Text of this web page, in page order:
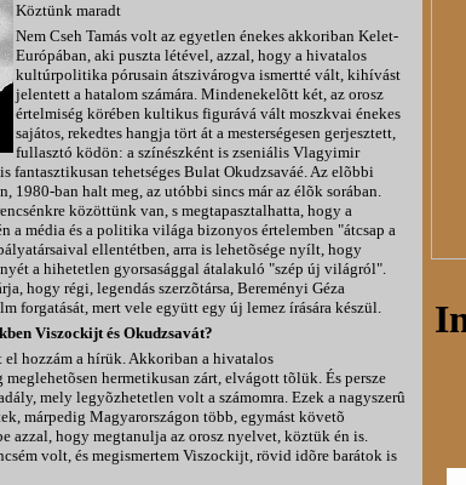
Köztünk maradt
Nem Cseh Tamás volt az egyetlen énekes akkoriban Kelet-
Európában, aki puszta létével, azzal, hogy a hivatalos
kultúrpolitika pórusain átszivárogva ismertté vált, kihívást
jelentett a hatalom számára. Mindenekelõtt két, az orosz
értelmiség körében kultikus figurává vált moszkvai énekes
sajátos, rekedtes hangja tört át a mesterségesen gerjesztett,
fullasztó ködön: a színészként is zseniális Vlagyimir
fantasztikusan tehetséges Bulat Okudzsaváé. Az elõbbi
1980-ban halt meg, az utóbbi sincs már az élõk sorában.
közöttünk van, s megtapasztalhatta, hogy a
a média és a politika világa bizonyos értelemben "átcsap a
ellentétben, arra is lehetõsége nyílt, hogy
a hihetetlen gyorsasággal átalakuló "szép új világról".
hogy régi, legendás szerzõtársa, Bereményi Géza
forgatását, mert vele együtt egy új lemez írására készül.
Viszockijt és Okudzsavát?
hozzám a hírük. Akkoriban a hivatalos
hermetikusan zárt, elvágott tõlük. És persze
mely legyõzhetetlen volt a számomra. Ezek a nagyszerû
márpedig Magyarországon több, egymást követõ
azzal, hogy megtanulja az orosz nyelvet, köztük én is.
volt, és megismertem Viszockijt, rövid idõre barátok is